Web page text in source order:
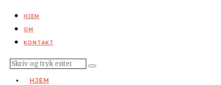
HJEM
OM
KONTAKT
HJEM